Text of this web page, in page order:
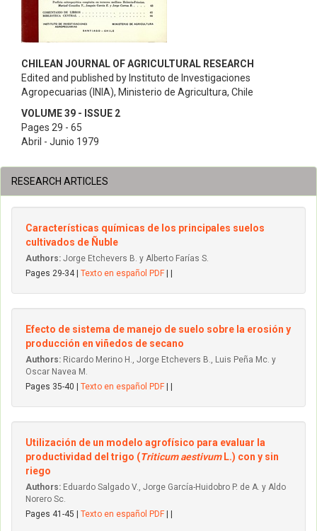
CHILEAN JOURNAL OF AGRICULTURAL RESEARCH
Edited and published by Instituto de Investigaciones
Agropecuarias (INIA), Ministerio de Agricultura, Chile
VOLUME 39 - ISSUE 2
Pages 29 - 65
Abril - Junio 1979
RESEARCH ARTICLES
Características químicas de los principales suelos
cultivados de Ñuble
Authors: Jorge Etchevers B. y Alberto Farías S.
Pages 29-34 | Texto en español PDF
Efecto de sistema de manejo de suelo sobre la erosión y
producción en viñedos de secano
Authors: Ricardo Merino H., Jorge Etchevers B., Luis Peña Mc. y
Oscar Navea M.
Pages 35-40 | Texto en español PDF
Utilización de un modelo agrofísico para evaluar la
productividad del trigo (Triticum aestivum L.) con y sin
riego
Authors: Eduardo Salgado V., Jorge García-Huidobro P. de A. y Aldo
Norero Sc.
Pages 41-45 | Texto en español PDF